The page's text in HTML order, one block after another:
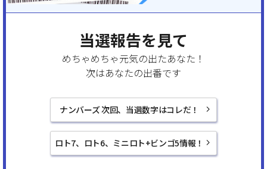
当選報告を見て
めちゃめちゃ元気の出たあなた！
次はあなたの出番です
ナンバーズ 次回、当選数字はコレだ！
ロト7、ロト6、ミニロト+ビンゴ5情報！